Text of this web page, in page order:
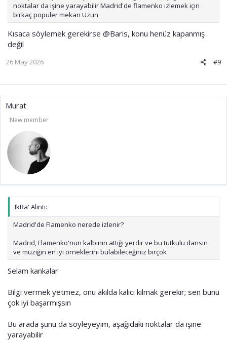
noktalar da işine yarayabilir Madrid'de flamenko izlemek için
birkaç popüler mekan Uzun
Kısaca söylemek gerekirse @Baris, konu henüz kapanmış
değil
#9
26 May 2026
Murat
New member
IkRa' Alıntı:
Madrid'de Flamenko nerede izlenir?
Madrid, Flamenko'nun kalbinin attığı yerdir ve bu tutkulu dansın
ve müziğin en iyi örneklerini bulabileceğiniz birçok
Selam kankalar
Bilgi vermek yetmez, onu akılda kalıcı kılmak gerekir; sen bunu
çok iyi başarmışsın
Bu arada şunu da söyleyeyim, aşağıdaki noktalar da işine
yarayabilir